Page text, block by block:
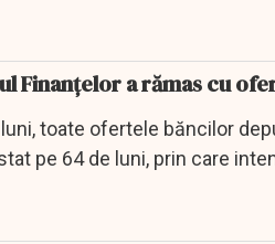
Finanțelor a rămas cu
toate ofertele băncilor
pe 64 de luni, prin care